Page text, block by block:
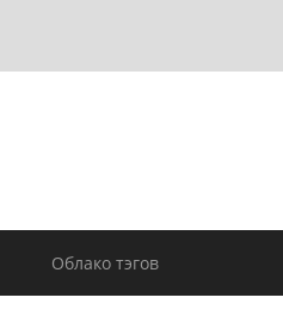
Облако тэгов